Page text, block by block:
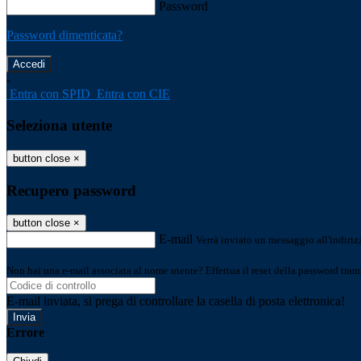
Password
Password dimenticata?
-
Entra con SPID Entra con CIE
Seleziona utente
button close ×
Recupero password
button close ×
E-mail Verrà inviato un messaggio
Non hai una e-mail associata al nome utente? Effettua il reset della password
E-mail inviata, si prega di controllare la casella di posta elettronica!
Errore